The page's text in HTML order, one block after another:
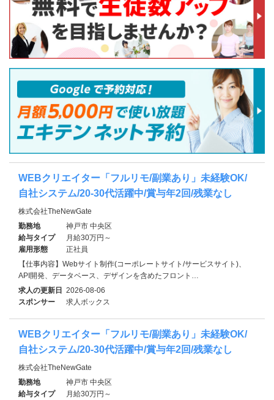
WEBクリエイター「フルリモ/副業あり」未経験OK/
自社システム/20-30代活躍中/賞与年2回/残業なし
株式会社TheNewGate
勤務地
神戸市 中央区
給与タイプ
月給30万円～
雇用形態
正社員
【仕事内容】Webサイト制作(コーポレートサイト/サービスサイト)、
API開発、データベース、デザインを含めたフロント…
求人の更新日 2026-08-06
スポンサー
求人ボックス
WEBクリエイター「フルリモ/副業あり」未経験OK/
自社システム/20-30代活躍中/賞与年2回/残業なし
株式会社TheNewGate
勤務地
神戸市 中央区
給与タイプ
月給30万円～